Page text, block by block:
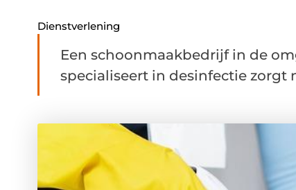
Dienstverlening
Een schoonmaakbedrijf in de
specialiseert in desinfectie zorgt